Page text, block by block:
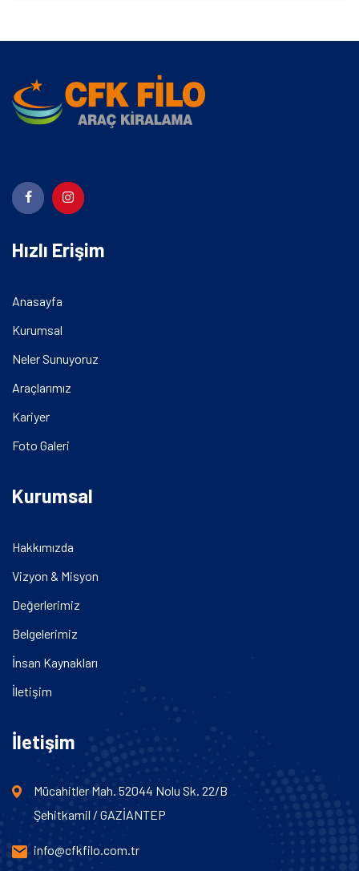
Hızlı Erişim
Anasayfa
Kurumsal
Neler Sunuyoruz
Araçlarımız
Kariyer
Foto Galeri
Kurumsal
Hakkımızda
Vizyon & Misyon
Değerlerimiz
Belgelerimiz
İnsan Kaynakları
İletişim
İletişim
Mücahitler Mah. 52044 Nolu Sk. 22/B
Şehitkamil / GAZİANTEP
info@cfkfilo.com.tr